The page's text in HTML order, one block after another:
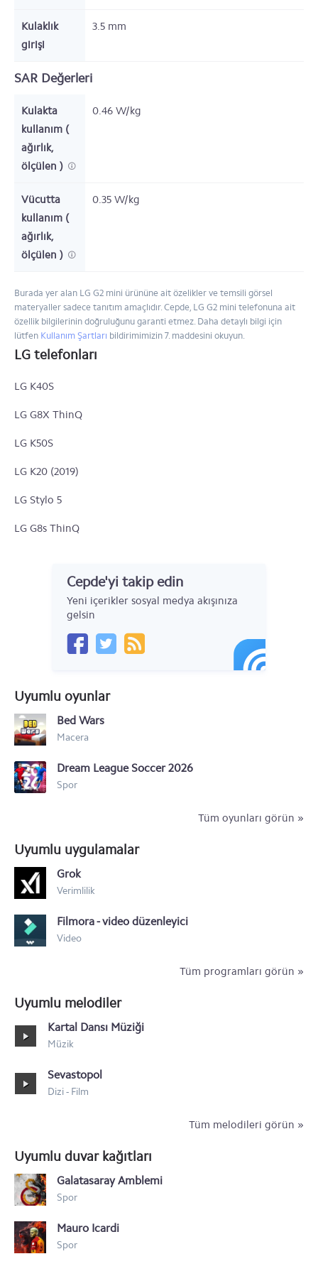
Kulaklık
girişi
3.5 mm
SAR Değerleri
Kulakta
kullanım (
ağırlık,
ölçülen )
0.46 W/kg
Vücutta
kullanım (
ağırlık,
ölçülen )
0.35 W/kg
Burada yer alan LG G2 mini ürününe ait özelikler ve temsili görsel
materyaller sadece tanıtım amaçlıdır. Cepde, LG G2 mini telefonuna ait
özellik bilgilerinin doğruluğunu garanti etmez. Daha detaylı bilgi için
lütfen Kullanım Şartları bildirimimizin 7. maddesini okuyun.
LG telefonları
LG K40S
LG G8X ThinQ
LG K50S
LG K20 (2019)
LG Stylo 5
LG G8s ThinQ
LG G7 ThinQ
LG V35 ThinQ
LG K50
LG K40
LG V50 ThinQ
LG V20
LG G5
LG G4
Cepde'yi takip edin
Yeni içerikler sosyal medya akışınıza
gelsin
Uyumlu oyunlar
Bed Wars
Macera
Dream League Soccer 2026
Spor
Tüm oyunları görün »
Uyumlu uygulamalar
Grok
Verimlilik
Filmora - video düzenleyici
Video
Tüm programları görün »
Uyumlu melodiler
Kartal Dansı Müziği
Müzik
Sevastopol
Dizi - Film
Tüm melodileri görün »
Uyumlu duvar kağıtları
Galatasaray Amblemi
Spor
Mauro Icardi
Spor